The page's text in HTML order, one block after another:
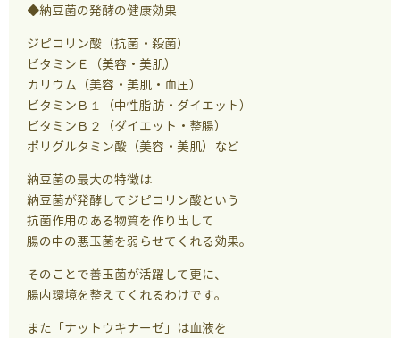
◆納豆菌の発酵の健康効果
ジピコリン酸（抗菌・殺菌）
ビタミンＥ（美容・美肌）
カリウム（美容・美肌・血圧）
ビタミンＢ１（中性脂肪・ダイエット）
ビタミンＢ２（ダイエット・整腸）
ポリグルタミン酸（美容・美肌）など
納豆菌の最大の特徴は
納豆菌が発酵してジピコリン酸という
抗菌作用のある物質を作り出して
腸の中の悪玉菌を弱らせてくれる効果。
そのことで善玉菌が活躍して更に、
腸内環境を整えてくれるわけです。
また「ナットウキナーゼ」は血液を